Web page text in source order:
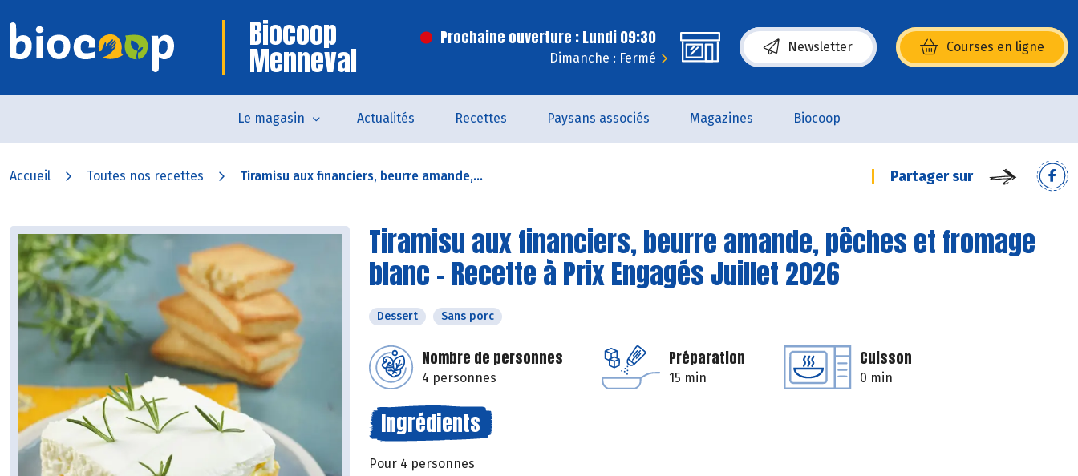
Biocoop
Menneval
Prochaine ouverture : Lundi 09:30
Dimanche : Fermé
Newsletter Courses en ligne
(s’ouvre dans une nouvelle fenêtre)
Le magasin Actualités Recettes Paysans associés Magazines Biocoop
Accueil Toutes nos recettes Tiramisu aux financiers, beurre amande,... Partager sur
Tiramisu aux financiers, beurre amande, pêches et fromage
blanc - Recette à Prix Engagés Juillet 2026
Dessert Sans porc
Nombre de personnes
4 personnes
Préparation
15 min
Cuisson
0 min
Ingrédients
Pour 4 personnes